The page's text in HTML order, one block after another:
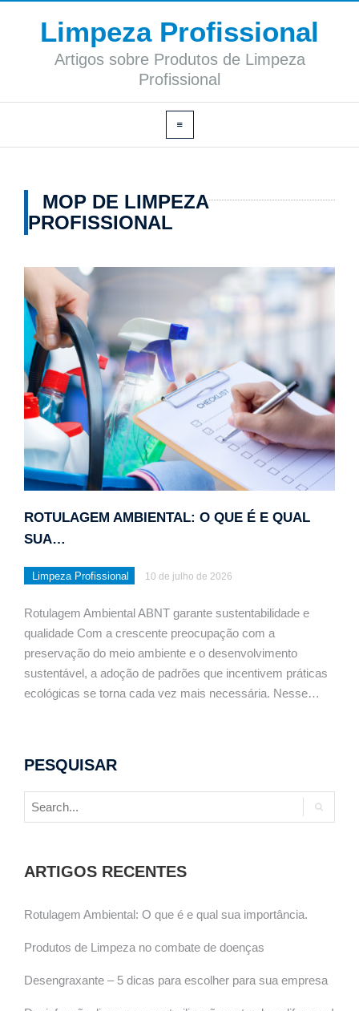
Limpeza Profissional
Artigos sobre Produtos de Limpeza
Profissional
MOP DE LIMPEZA
PROFISSIONAL
ROTULAGEM AMBIENTAL: O QUE É E QUAL
SUA…
Limpeza Profissional 10 de julho de 2026
Rotulagem Ambiental ABNT garante sustentabilidade e
qualidade Com a crescente preocupação com a
preservação do meio ambiente e o desenvolvimento
sustentável, a adoção de padrões que incentivem práticas
ecológicas se torna cada vez mais necessária. Nesse…
PESQUISAR
ARTIGOS RECENTES
Rotulagem Ambiental: O que é e qual sua importância.
Produtos de Limpeza no combate de doenças
Desengraxante – 5 dicas para escolher para sua empresa